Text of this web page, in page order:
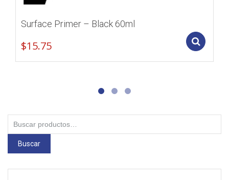
Surface Primer – Black 60ml
$15.75
Buscar
por:
Buscar